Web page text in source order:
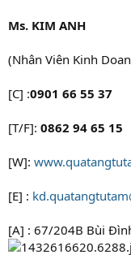
Ms. KIM ANH
(Nhân Viên Kinh
[C] :0901 66 55 37
[T/F]: 0862 94 65 15
[W]:
[E] :
[A] : 67/204B Bùi